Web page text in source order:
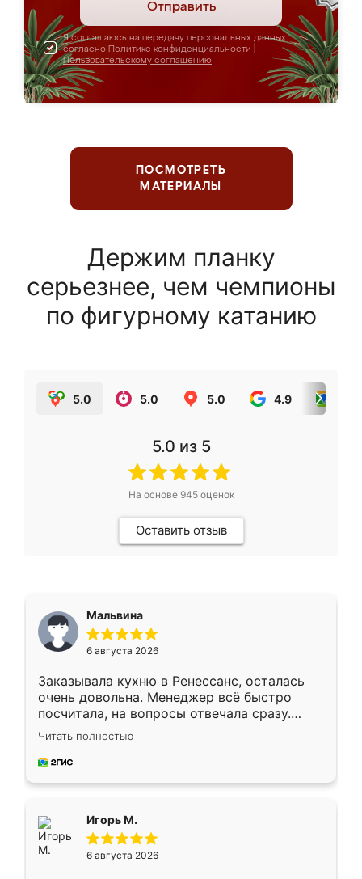
Отправить
Я соглашаюсь на передачу персональных данных
согласно Политике конфиденциальности
Пользовательскому соглашению
ПОСМОТРЕТЬ
МАТЕРИАЛЫ
Держим планку
серьезнее, чем чемпионы
по фигурному катанию
5.0 5.0 5.0 4.9
5.0 из 5
На основе 945оценок
Оставить отзыв
Мальвина
6 августа 2026
Заказывала кухню в Ренессанс, осталась
очень довольна. Менеджер всё быстро
посчитала, на вопросы отвечала сразу.
Замерщик приехал в субботу, подошёл к
делу со всей ответственностью. Собрали
за день, ребята работали аккуратно, даже
Читать полностью
Игорь М.
6 августа 2026